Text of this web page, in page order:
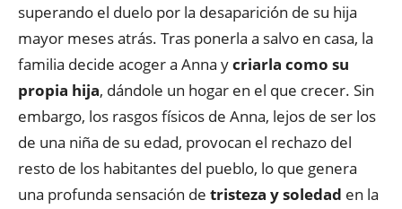
superando el duelo por la desaparición de su hija
mayor meses atrás. Tras ponerla a salvo en casa, la
familia decide acoger a Anna ycriarla como su
propia hija, dándole un hogar en el que crecer. Sin
embargo, los rasgos físicos de Anna, lejos de ser los
de una niña de su edad, provocan el rechazo del
resto de los habitantes del pueblo, lo que genera
una profunda sensación de tristeza y soledad en la